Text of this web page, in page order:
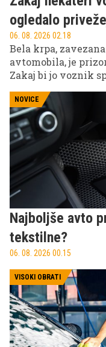
ogledalo
06. 08. 2026 02.18
Bela krpa,
avtomobila, je
Zakaj bi jo voznik
načinom
težavah.
NOVICE
Najboljše avto
tekstilne?
06. 08. 2026 00.15
VISOKI OBRATI